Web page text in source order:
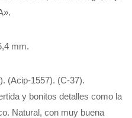
mm.
(Acip-1557). (C-37).
y bonitos detalles como la
Natural, con muy buena